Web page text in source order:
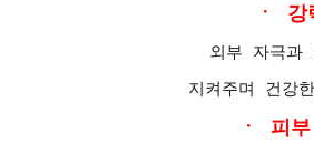
ㆍ
외부 자극과
지켜주며 건강
ㆍ 피